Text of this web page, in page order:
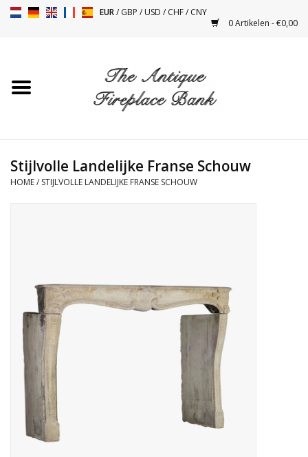
EUR/GBP /USD /CHF/CNY
0 Artikelen - €0,00
Toebehoren
Objecten
Decoratieve Outdoor
Objecten
Vloeren - Steen, Terra Cotta
& Marmer
Outlet
Stijlvolle Landelijke Franse Schouw
HOME/ STIJLVOLLE LANDELIJKE FRANSE SCHOUW